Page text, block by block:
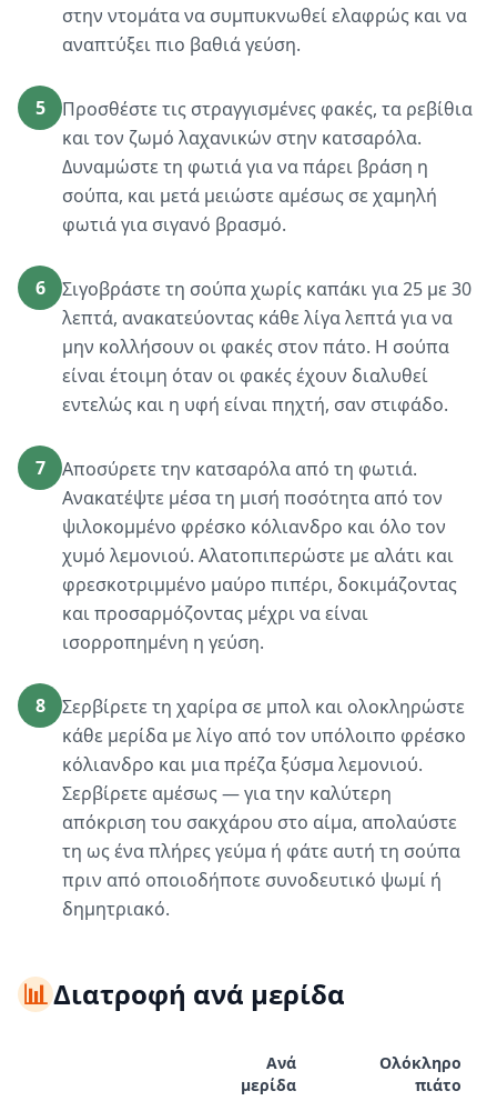
στην ντομάτα να συμπυκνωθεί ελαφρώς και να
αναπτύξει πιο βαθιά γεύση.
5
Προσθέστε τις στραγγισμένες φακές, τα ρεβίθια
και τον ζωμό λαχανικών στην κατσαρόλα.
Δυναμώστε τη φωτιά για να πάρει βράση η
σούπα, και μετά μειώστε αμέσως σε χαμηλή
φωτιά για σιγανό βρασμό.
6
Σιγοβράστε τη σούπα χωρίς καπάκι για 25 με 30
λεπτά, ανακατεύοντας κάθε λίγα λεπτά για να
μην κολλήσουν οι φακές στον πάτο. Η σούπα
είναι έτοιμη όταν οι φακές έχουν διαλυθεί
εντελώς και η υφή είναι πηχτή, σαν στιφάδο.
7
Αποσύρετε την κατσαρόλα από τη φωτιά.
Ανακατέψτε μέσα τη μισή ποσότητα από τον
ψιλοκομμένο φρέσκο κόλιανδρο και όλο τον
χυμό λεμονιού. Αλατοπιπερώστε με αλάτι και
φρεσκοτριμμένο μαύρο πιπέρι, δοκιμάζοντας
και προσαρμόζοντας μέχρι να είναι
ισορροπημένη η γεύση.
8
Σερβίρετε τη χαρίρα σε μπολ και ολοκληρώστε
κάθε μερίδα με λίγο από τον υπόλοιπο φρέσκο
κόλιανδρο και μια πρέζα ξύσμα λεμονιού.
Σερβίρετε αμέσως — για την καλύτερη
απόκριση του σακχάρου στο αίμα, απολαύστε
τη ως ένα πλήρες γεύμα ή φάτε αυτή τη σούπα
πριν από οποιοδήποτε συνοδευτικό ψωμί ή
δημητριακό.
📊Διατροφή ανά μερίδα
Ανά
μερίδα
Ολόκληρο
πιάτο